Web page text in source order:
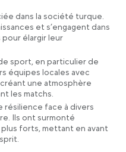
dans la société turque.
et s’engagent dans
élargir leur
sport, en particulier de
équipes locales avec
une atmosphère
les matchs.
résilience face à divers
Ils ont surmonté
forts, mettant en avant